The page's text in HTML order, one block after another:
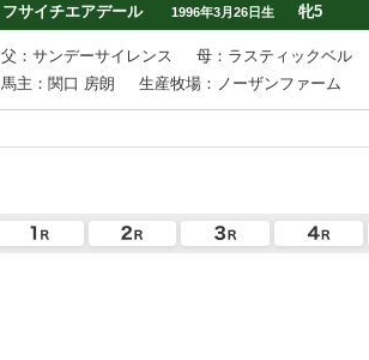
フサイチエアデール
1996年3月26日生 牝5
父：サンデーサイレンス
母：ラスティックベル
馬主：関口 房朗
生産牧場：ノーザンファーム